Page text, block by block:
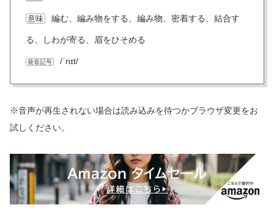
意味 編む、編み物をする、編み物、密着する、結合す
る、しわが寄る、眉をひそめる
発音記号 /ˈnɪt/
※音声が再生されない場合は読み込みを待つかブラウザ変更をお
試しください。